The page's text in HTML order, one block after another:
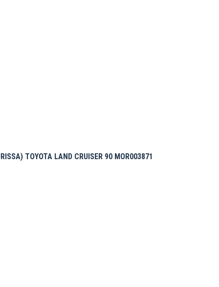
TOYOTA LAND CRUISER 90 MOR003871